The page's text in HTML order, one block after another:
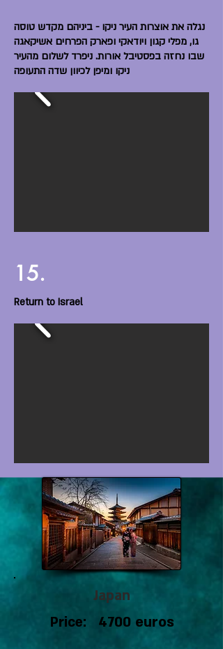
נגלה את אוצרות העיר ניקו - ביניהם מקדש טוסה
גו, מפלי קגון ויודאקי ופארק הפרחים אשיקאגה
שבו נחזה בפסטיבל אורות. ניפרד לשלום מהעיר
ניקו ומיפן לכיוון שדה התעופה
15.
Return to Israel
Japan
Price:
4700 euros